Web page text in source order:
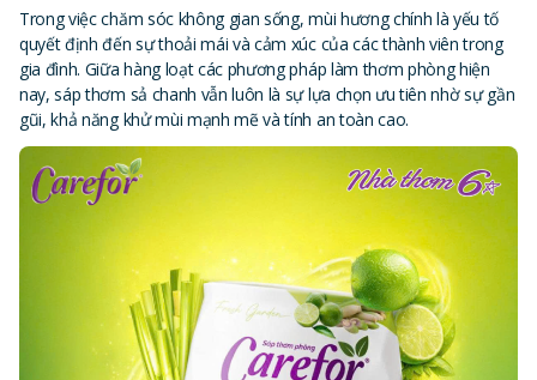
Trong việc chăm sóc không gian sống, mùi hương chính là yếu tố
quyết định đến sự thoải mái và cảm xúc của các thành viên trong
gia đình. Giữa hàng loạt các phương pháp làm thơm phòng hiện
nay, sáp thơm sả chanh vẫn luôn là sự lựa chọn ưu tiên nhờ sự gần
gũi, khả năng khử mùi mạnh mẽ và tính an toàn cao.